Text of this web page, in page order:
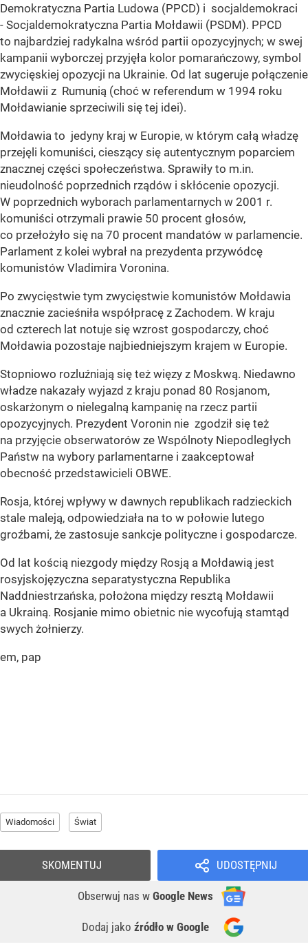
Demokratyczna Partia Ludowa (PPCD) i socjaldemokraci
- Socjaldemokratyczna Partia Mołdawii (PSDM). PPCD
to najbardziej radykalna wśród partii opozycyjnych; w swej
kampanii wyborczej przyjęła kolor pomarańczowy, symbol
zwycięskiej opozycji na Ukrainie. Od lat sugeruje połączenie
Mołdawii z Rumunią (choć w referendum w 1994 roku
Mołdawianie sprzeciwili się tej idei).
Mołdawia to jedyny kraj w Europie, w którym całą władzę
przejęli komuniści, cieszący się autentycznym poparciem
znacznej części społeczeństwa. Sprawiły to m.in.
nieudolność poprzednich rządów i skłócenie opozycji.
W poprzednich wyborach parlamentarnych w 2001 r.
komuniści otrzymali prawie 50 procent głosów,
co przełożyło się na 70 procent mandatów w parlamencie.
Parlament z kolei wybrał na prezydenta przywódcę
komunistów Vladimira Voronina.
Po zwycięstwie tym zwycięstwie komunistów Mołdawia
znacznie zacieśniła współpracę z Zachodem. W kraju
od czterech lat notuje się wzrost gospodarczy, choć
Mołdawia pozostaje najbiedniejszym krajem w Europie.
Stopniowo rozluźniają się też więzy z Moskwą. Niedawno
władze nakazały wyjazd z kraju ponad 80 Rosjanom,
oskarżonym o nielegalną kampanię na rzecz partii
opozycyjnych. Prezydent Voronin nie zgodził się też
na przyjęcie obserwatorów ze Wspólnoty Niepodległych
Państw na wybory parlamentarne i zaakceptował
obecność przedstawicieli OBWE.
Rosja, której wpływy w dawnych republikach radzieckich
stale maleją, odpowiedziała na to w połowie lutego
groźbami, że zastosuje sankcje polityczne i gospodarcze.
Od lat kością niezgody między Rosją a Mołdawią jest
rosyjskojęzyczna separatystyczna Republika
Naddniestrzańska, położona między resztą Mołdawii
a Ukrainą. Rosjanie mimo obietnic nie wycofują stamtąd
swych żołnierzy.
em, pap
Wiadomości Świat
UDOSTĘPNIJ
Obserwuj nas w Google News
Dodaj jako źródło w Google
SKOMENTUJ